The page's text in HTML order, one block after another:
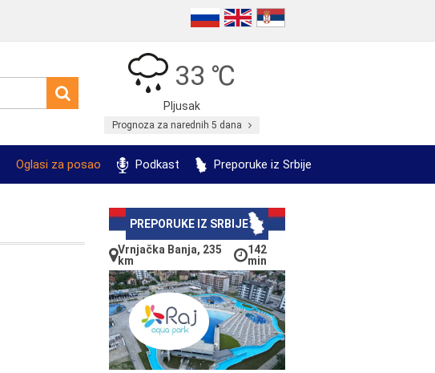
33 ℃
Pljusak
Prognoza za narednih 5 dana
Oglasi za posao Podkast Preporuke iz Srbije
PREPORUKE IZ SRBIJE
Vrnjačka Banja, 235
km
142
min